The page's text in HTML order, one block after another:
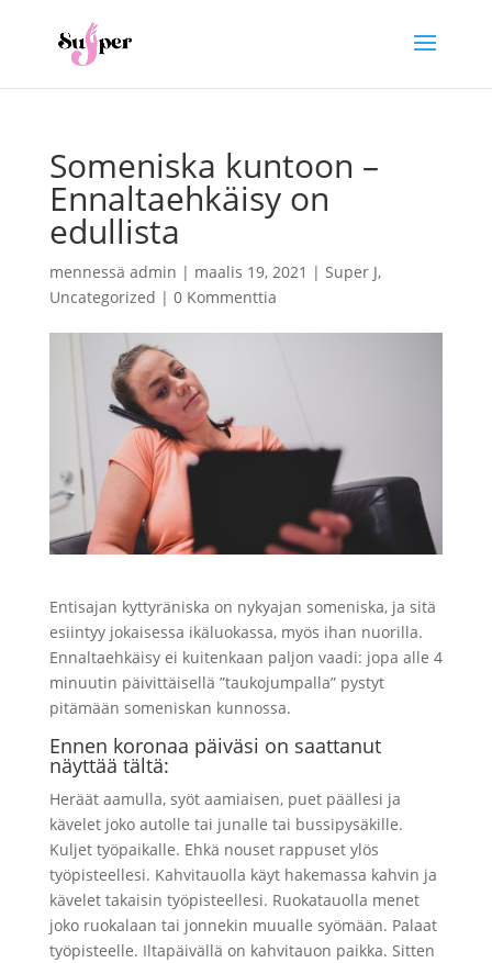
Someniska kuntoon –
Ennaltaehkäisy on
edullista
mennessä admin | maalis 19, 2021 | Super J,
Uncategorized | 0 Kommenttia
Entisajan kyttyräniska on nykyajan someniska, ja sitä
esiintyy jokaisessa ikäluokassa, myös ihan nuorilla.
Ennaltaehkäisy ei kuitenkaan paljon vaadi: jopa alle 4
minuutin päivittäisellä ”taukojumpalla” pystyt
pitämään someniskan kunnossa.
Ennen koronaa päiväsi on saattanut
näyttää tältä:
Heräät aamulla, syöt aamiaisen, puet päällesi ja
kävelet joko autolle tai junalle tai bussipysäkille.
Kuljet työpaikalle. Ehkä nouset rappuset ylös
työpisteellesi. Kahvitauolla käyt hakemassa kahvin ja
kävelet takaisin työpisteellesi. Ruokatauolla menet
joko ruokalaan tai jonnekin muualle syömään. Palaat
työpisteelle. Iltapäivällä on kahvitauon paikka. Sitten